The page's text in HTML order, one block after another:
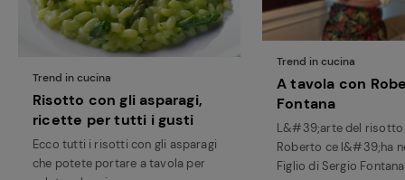
Trend in cucina
Risotto con gli asparagi,
ricette per tutti i gusti
Ecco tutti i risotti con gli asparagi
che potete portare a tavola per
Trend in cucina
A tavola con
Fontana
L&#39;arte del risotto
Roberto ce l&#39;ha
Figlio di Sergio